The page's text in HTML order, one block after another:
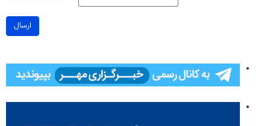
ارسال